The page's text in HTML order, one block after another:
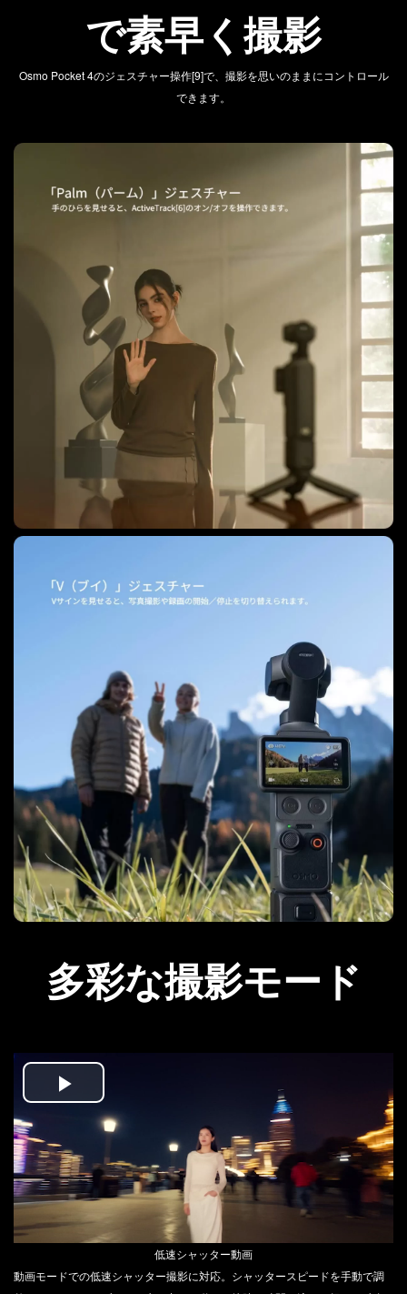
で素早く撮影
Osmo Pocket 4のジェスチャー操作[9]で、撮影を思いのままにコントロール
できます。
多彩な撮影モード
Play
Video
低速シャッター動画
動画モードでの低速シャッター撮影に対応。シャッタースピードを手動で調